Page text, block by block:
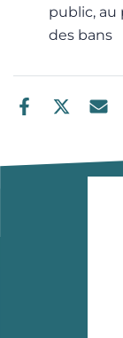
public, au
des bans